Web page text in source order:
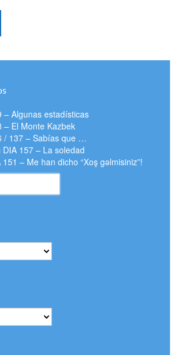
– Algunas estadísticas
– El Monte Kazbek
/ 137 – Sabías que …
DIA 157 – La soledad
151 – Me han dicho “Xoş gəlmisiniz”!